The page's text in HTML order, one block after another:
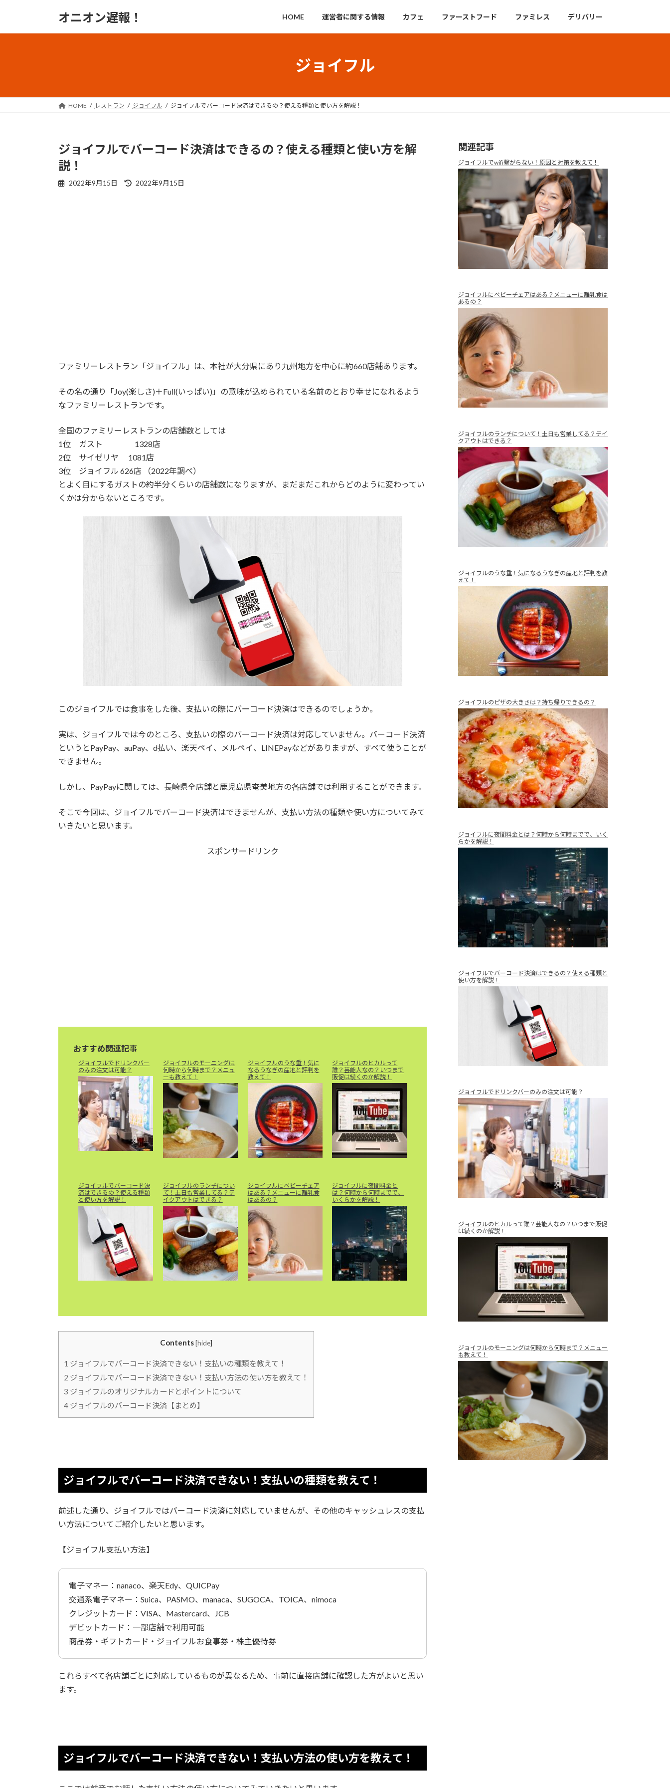
オニオン遅報！ HOME 運営者に関する情報 カフェ ファーストフード ファミレス デリバリー
ジョイフル
HOME レストラン ジョイフル ジョイフルでバーコード決済はできるの？使える種類と使い方を解説！
ジョイフルでバーコード決済はできるの？使える種類と使い方を解
説！
2022年9月15日
最
2022年9月15日
ファミリーレストラン「ジョイフル」は、本社が大分県にあり九州地方を中心に約660店舗あります。
その名の通り「Joy(楽しさ)＋Full(いっぱい)」の意味が込められている名前のとおり幸せになれるよう
なファミリーレストランです。
全国のファミリーレストランの店舗数としては
1位 ガスト 1328店
2位 サイゼリヤ 1081店
3位 ジョイフル 626店 （2022年調べ）
とよく目にするガストの約半分くらいの店舗数になりますが、まだまだこれからどのように変わってい
くかは分からないところです。
このジョイフルでは食事をした後、支払いの際にバーコード決済はできるのでしょうか。
実は、ジョイフルでは今のところ、支払いの際のバーコード決済は対応していません。バーコード決済
というとPayPay、auPay、d払い、楽天ペイ、メルペイ、LINEPayなどがありますが、すべて使うことが
できません。
しかし、PayPayに関しては、長崎県全店舗と鹿児島県奄美地方の各店舗では利用することができます。
そこで今回は、ジョイフルでバーコード決済はできませんが、支払い方法の種類や使い方についてみて
いきたいと思います。
スポンサードリンク
おすすめ関連記事
ジョイフルでドリンクバー
のみの注文は可能？
ジョイフルのモーニングは
何時から何時まで？メニュ
ーも教えて！
ジョイフルのうな重！気に
なるうなぎの産地と評判を
教えて！
ジョイフルのヒカルって
誰？芸能人なの？いつまで
販促は続くのか解説！
ジョイフルでバーコード決
済はできるの？使える種類
と使い方を解説！
ジョイフルのランチについ
て！土日も営業してる？テ
イクアウトはできる？
ジョイフルにベビーチェア
はある？メニューに離乳食
はあるの？
ジョイフルに夜間料金と
は？何時から何時までで、
いくらかを解説！
Contents[hide]
1 ジョイフルでバーコード決済できない！支払いの種類を教えて！
2 ジョイフルでバーコード決済できない！支払い方法の使い方を教えて！
3 ジョイフルのオリジナルカードとポイントについて
4 ジョイフルのバーコード決済【まとめ】
ジョイフルでバーコード決済できない！支払いの種類を教えて！
前述した通り、ジョイフルではバーコード決済に対応していませんが、その他のキャッシュレスの支払
い方法についてご紹介したいと思います。
【ジョイフル支払い方法】
電子マネー：nanaco、楽天Edy、QUICPay
交通系電子マネー：Suica、PASMO、manaca、SUGOCA、TOICA、nimoca
クレジットカード：VISA、Mastercard、JCB
デビットカード：一部店舗で利用可能
商品券・ギフトカード・ジョイフルお食事券・株主優待券
これらすべて各店舗ごとに対応しているものが異なるため、事前に直接店舗に確認した方がよいと思い
ます。
ジョイフルでバーコード決済できない！支払い方法の使い方を教えて！
関連記事
ジョイフルでwifi繋がらない！原因と対策を教えて！
ジョイフルにベビーチェアはある？メニューに離乳食は
あるの？
ジョイフルのランチについて！土日も営業してる？テイ
クアウトはできる？
ジョイフルのうな重！気になるうなぎの産地と評判を教
えて！
ジョイフルのピザの大きさは？持ち帰りできるの？
ジョイフルに夜間料金とは？何時から何時までで、いく
らかを解説！
ジョイフルでバーコード決済はできるの？使える種類と
使い方を解説！
ジョイフルでドリンクバーのみの注文は可能？
ジョイフルのヒカルって誰？芸能人なの？いつまで販促
は続くのか解説！
ジョイフルのモーニングは何時から何時まで？メニュー
も教えて！